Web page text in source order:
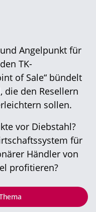
Angelpunkt für
TK-
of Sale“ bündelt
die den Resellern
sollen.
vor Diebstahl?
für
Händler von
profitieren?